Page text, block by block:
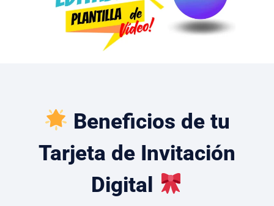
Beneficios de tu
Tarjeta de Invitación
Digital